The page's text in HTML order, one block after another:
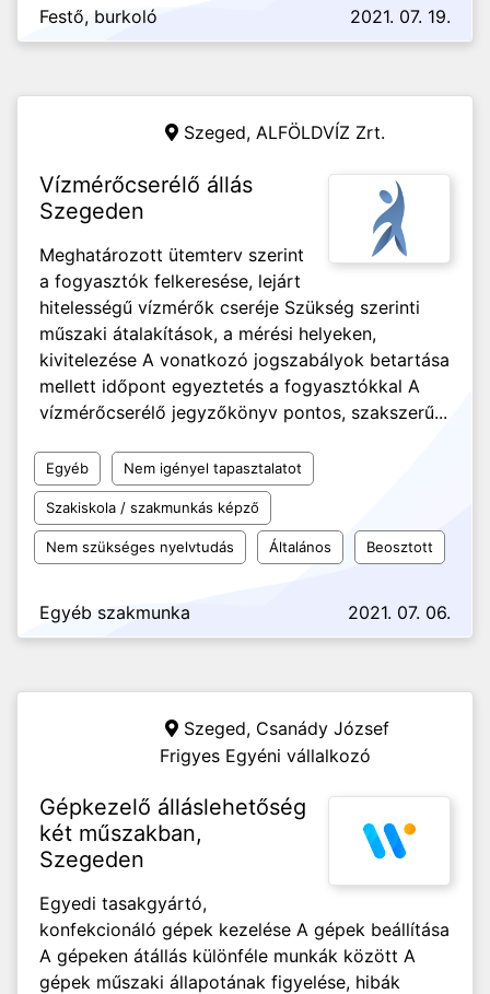
Festő, burkoló 2021. 07. 19.
Szeged, ALFÖLDVÍZ Zrt.
Vízmérőcserélő állás
Szegeden
Meghatározott ütemterv szerint
a fogyasztók felkeresése, lejárt
hitelességű vízmérők cseréje Szükség szerinti
műszaki átalakítások, a mérési helyeken,
kivitelezése A vonatkozó jogszabályok betartása
mellett időpont egyeztetés a fogyasztókkal A
vízmérőcserélő jegyzőkönyv pontos, szakszerű...
Egyéb Nem igényel tapasztalatot
Szakiskola / szakmunkás képző
Nem szükséges nyelvtudás Általános Beosztott
Egyéb szakmunka 2021. 07. 06.
Szeged, Csanády József
Frigyes Egyéni vállalkozó
Gépkezelő álláslehetőség
két műszakban,
Szegeden
Egyedi tasakgyártó,
konfekcionáló gépek kezelése A gépek beállítása
A gépeken átállás különféle munkák között A
gépek műszaki állapotának figyelése, hibák